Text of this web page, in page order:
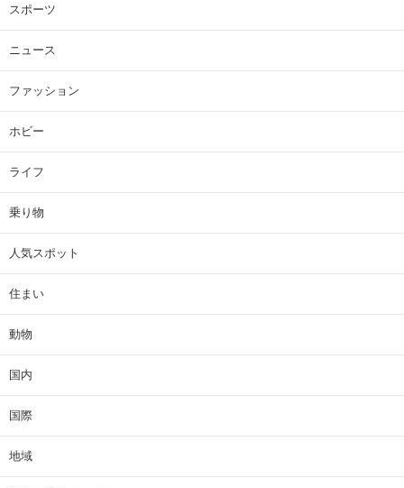
スポーツ
ニュース
ファッション
ホビー
ライフ
乗り物
人気スポット
住まい
動物
国内
国際
地域